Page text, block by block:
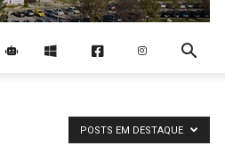
POSTS EM DESTAQUE